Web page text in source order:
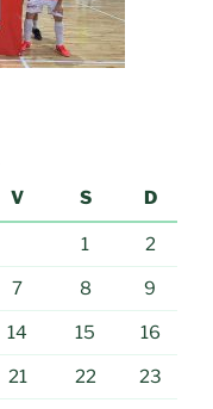
V S D
1 2
7 8 9
14 15 16
21 22 23